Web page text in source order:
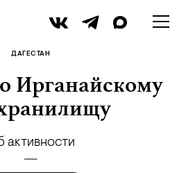
ДАГЕСТАН
Ирганайскому
активности